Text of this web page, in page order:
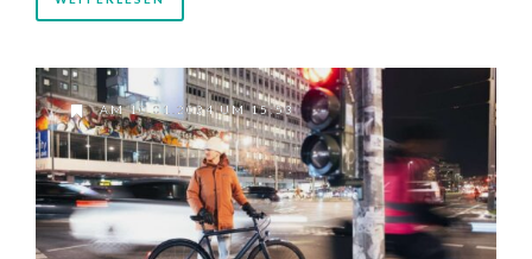
AM 10.01.2024 UM 15:53